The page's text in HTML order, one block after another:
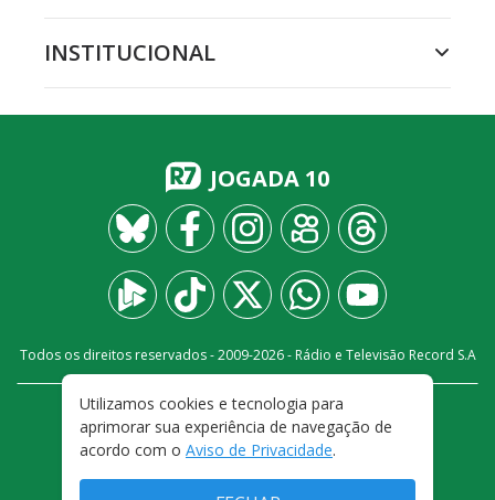
INSTITUCIONAL
JOGADA 10
Todos os direitos reservados - 2009-2026- Rádio e Televisão Record S.A
FALE CONOSCO
PRIVACIDADE
TERMOS E CONDIÇÕES DE USO
Utilizamos cookies e tecnologia para
aprimorar sua experiência de navegação de
acordo com o Aviso de Privacidade.